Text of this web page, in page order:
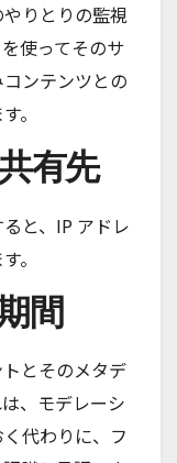
りとりの監視
使ってそのサ
ンテンツとの
。
有先
と、IP アドレ
。
間
とそのメタデ
、モデレーシ
代わりに、フ